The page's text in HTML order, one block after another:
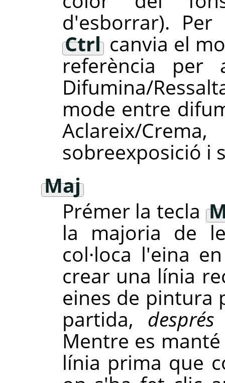
d'esborrar).
Ctrl canvia el
referència
Difumina/
mode entre
Aclareix/
sobreexposició i
Maj
Prémer la tecla
la majoria de
col·loca l'eina
crear una línia
eines de pintura
partida,
Mentre es
línia prima que